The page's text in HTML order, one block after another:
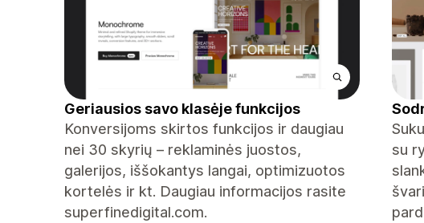
Geriausios savo klasėje funkcijos
Konversijoms skirtos funkcijos ir daugiau
nei 30 skyrių – reklaminės juostos,
galerijos, iššokantys langai, optimizuotos
kortelės ir kt. Daugiau informacijos rasite
superfinedigital.com.
su